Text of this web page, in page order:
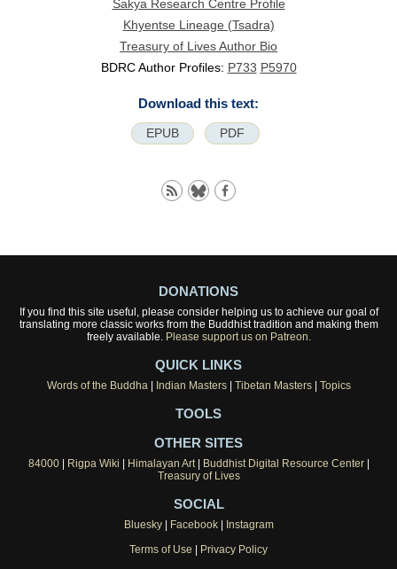
Sakya Research Centre Profile
Khyentse Lineage (Tsadra)
Treasury of Lives Author Bio
BDRC Author Profiles: P733 P5970
Download this text:
EPUB PDF
DONATIONS
If you find this site useful, please consider helping us to achieve our goal of
translating more classic works from the Buddhist tradition and making them
freely available. Please support us on Patreon.
QUICK LINKS
Words of the Buddha| Indian Masters| Tibetan Masters| Topics
TOOLS
OTHER SITES
84000| Rigpa Wiki Himalayan Art| Buddhist Digital Resource Center|
Treasury of Lives
SOCIAL
Bluesky| Facebook|
Instagram
Terms of Use
Privacy Policy